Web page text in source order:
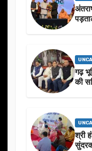
गढ़
की
श्री